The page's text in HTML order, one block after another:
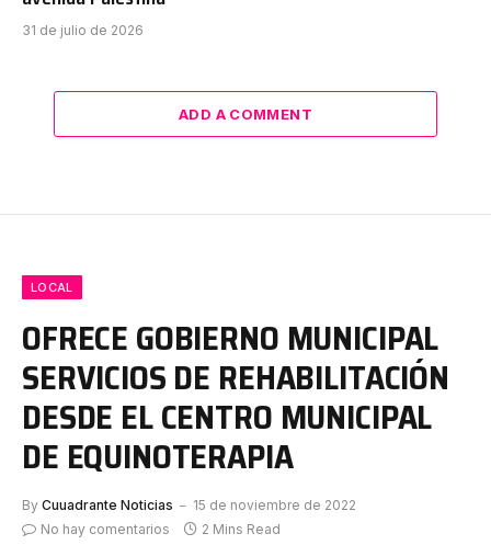
31 de julio de 2026
ADD A COMMENT
LOCAL
OFRECE GOBIERNO MUNICIPAL
SERVICIOS DE REHABILITACIÓN
DESDE EL CENTRO MUNICIPAL
DE EQUINOTERAPIA
By Cuuadrante Noticias
15 de noviembre de 2022
No hay comentarios
2 Mins Read